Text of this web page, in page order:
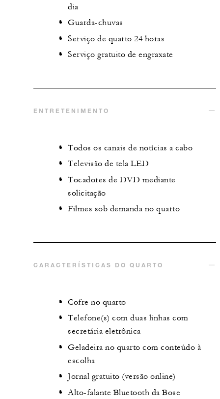
dia
Guarda-chuvas
Serviço de quarto 24 horas
Serviço gratuito de engraxate
ENTRETENIMENTO
Todos os canais de notícias a cabo
Televisão de tela LED
Tocadores de DVD mediante
solicitação
Filmes sob demanda no quarto
CARACTERÍSTICAS DO QUARTO
Cofre no quarto
Telefone(s) com duas linhas com
secretária eletrônica
Geladeira no quarto com conteúdo à
escolha
Jornal gratuito (versão online)
Alto-falante Bluetooth da Bose